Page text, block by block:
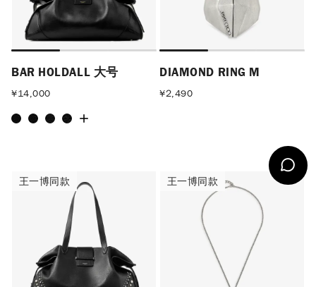
BAR HOLDALL 大号
¥14,000
DIAMOND RING M
¥2,490
王一博同款 王一博同款
王一博同款 王一博同款